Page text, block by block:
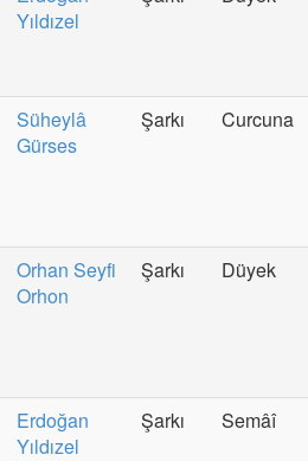
Yıldızel
Süheylâ
Gürses
Şarkı Curcuna
Orhan Seyfi
Orhon
Şarkı Düyek
Erdoğan
Yıldızel
Şarkı Semâî